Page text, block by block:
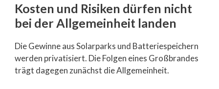
Kosten und Risiken dürfen nicht
bei der Allgemeinheit landen
Die Gewinne aus Solarparks und Batteriespeichern
werden privatisiert. Die Folgen eines Großbrandes
trägt dagegen zunächst die Allgemeinheit.